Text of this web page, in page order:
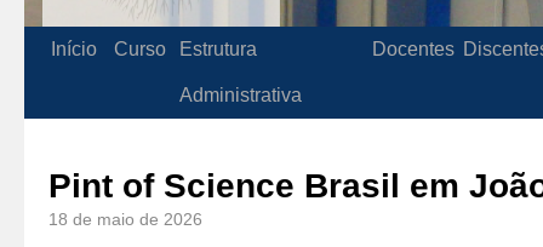
Início Curso Estrutura
Administrativa
Docentes
Pint of Science Brasil em
18 de maio de 2026